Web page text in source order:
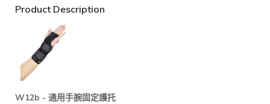
Product Description
W12b - 通用手腕固定護托